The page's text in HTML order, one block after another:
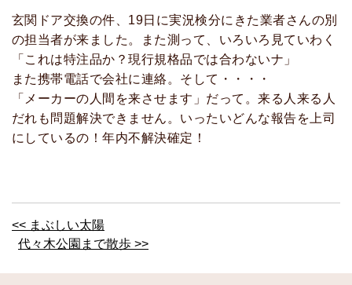
玄関ドア交換の件、19日に実況検分にきた業者さんの別
の担当者が来ました。また測って、いろいろ見ていわく
「これは特注品か？現行規格品では合わないナ」
また携帯電話で会社に連絡。そして・・・・
「メーカーの人間を来させます」だって。来る人来る人
だれも問題解決できません。いったいどんな報告を上司
にしているの！年内不解決確定！
<< まぶしい太陽
代々木公園まで散歩 >>